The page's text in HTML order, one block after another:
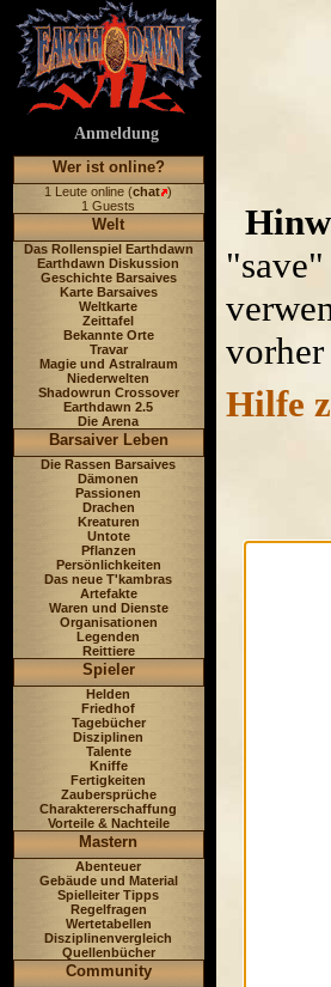
Anmeldung
Wer ist online?
1 Leute online (chat )
1 Guests
Welt
Das Rollenspiel Earthdawn
Earthdawn Diskussion
Geschichte Barsaives
Karte Barsaives
Weltkarte
Zeittafel
Bekannte Orte
Travar
Magie und Astralraum
Niederwelten
Shadowrun Crossover
Earthdawn 2.5
Die Arena
Barsaiver Leben
Die Rassen Barsaives
Dämonen
Passionen
Drachen
Kreaturen
Untote
Pflanzen
Persönlichkeiten
Das neue T'kambras
Artefakte
Waren und Dienste
Organisationen
Legenden
Reittiere
Spieler
Helden
Friedhof
Tagebücher
Disziplinen
Talente
Kniffe
Fertigkeiten
Zaubersprüche
Charaktererschaffung
Vorteile & Nachteile
Mastern
Abenteuer
Gebäude und Material
Spielleiter Tipps
Regelfragen
Wertetabellen
Disziplinenvergleich
Quellenbücher
Community
Hilfe